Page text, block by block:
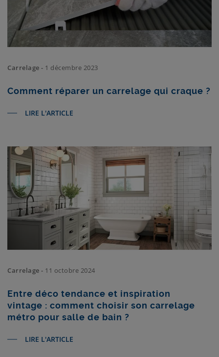
Carrelage - 1 décembre 2023
Comment réparer un carrelage qui craque ?
LIRE L'ARTICLE
Carrelage - 11 octobre 2024
Entre déco tendance et inspiration
vintage : comment choisir son carrelage
métro pour salle de bain ?
LIRE L'ARTICLE